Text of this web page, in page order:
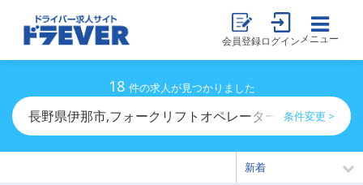
会員登録ログイン メニュー
18 件の求人が見つかりました
長野県伊那市,フォークリフトオペレーターのドライバー
条件変更 >